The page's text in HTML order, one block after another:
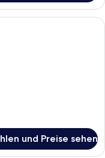
Bettwäsche aus
und Preise sehen